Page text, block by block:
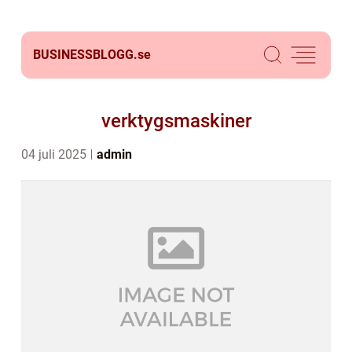
BUSINESSBLOGG.se
verktygsmaskiner
04 juli 2025 admin